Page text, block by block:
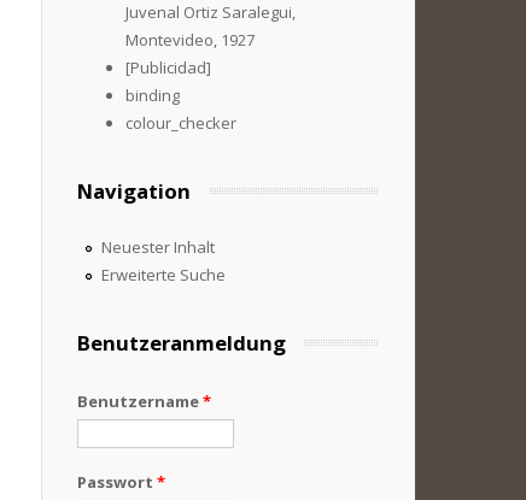
Juvenal Ortiz Saralegui,
Montevideo, 1927
[Publicidad]
binding
colour_checker
Navigation
Neuester Inhalt
Erweiterte Suche
Benutzeranmeldung
Benutzername*
Passwort *